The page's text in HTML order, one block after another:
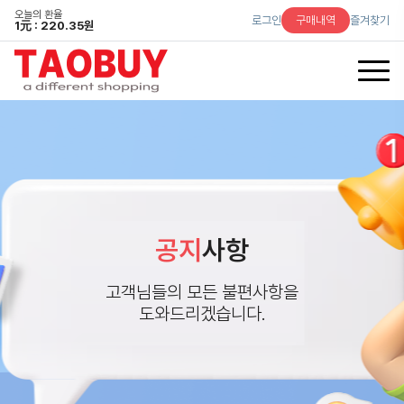
오늘의 환율
1元 : 220.35원 로그인 구매내역 즐겨찾기
공지 사항
고객님들의 모든 불편사항을
도와드리겠습니다.